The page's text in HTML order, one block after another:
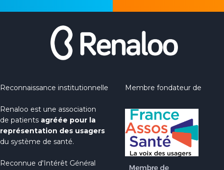
Reconnaissance institutionnelle
Renaloo est une association
de patients agréée pour la
représentation des usagers
du système de santé.
Reconnue d'Intérêt Général
Membre fondateur de